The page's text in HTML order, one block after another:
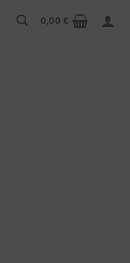
0,00€